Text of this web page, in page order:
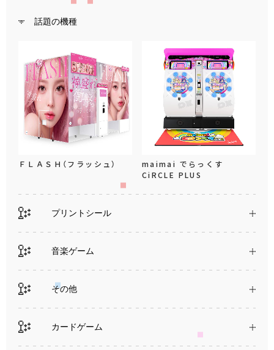
話題の機種
ＦＬＡＳＨ（フラッシュ）
maimai でらっくす
CiRCLE PLUS
プリントシール
音楽ゲーム
その他
カードゲーム